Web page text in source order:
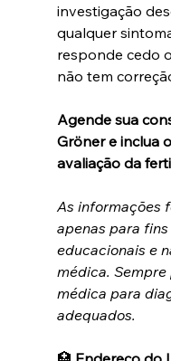
investigação
qualquer
responde cedo
não tem
Agende sua
Gröner e inclua
avaliação da
As informações
apenas para
educacionais e
médica.
médica para
adequados.​​